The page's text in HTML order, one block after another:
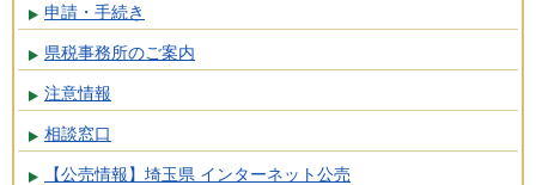
申請・手続き
県税事務所のご案内
注意情報
相談窓口
【公売情報】埼玉県 インターネット公売